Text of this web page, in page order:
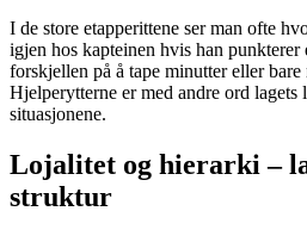
I de store etapperittene ser man ofte
igjen hos kapteinen hvis han
forskjellen på å tape minutter eller bare
Hjelperytterne er med andre ord lagets
situasjonene.
Lojalitet og hierarki –
struktur